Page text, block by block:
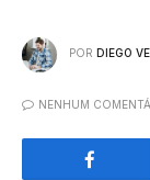
POR DIEGO
NENHUM